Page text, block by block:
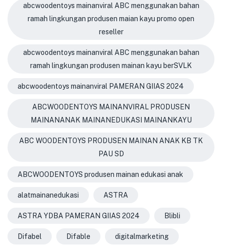
abcwoodentoys mainanviral ABC menggunakan bahan
ramah lingkungan produsen maian kayu promo open
reseller
abcwoodentoys mainanviral ABC menggunakan bahan
ramah lingkungan produsen mainan kayu berSVLK
abcwoodentoys mainanviral PAMERAN GIIAS 2024
ABCWOODENTOYS MAINANVIRAL PRODUSEN
MAINANANAK MAINANEDUKASI MAINANKAYU
ABC WOODENTOYS PRODUSEN MAINAN ANAK KB TK
PAU SD
ABCWOODENTOYS produsen mainan edukasi anak
alatmainanedukasi ASTRA
ASTRA YDBA PAMERAN GIIAS 2024 Blibli
Difabel Difable digitalmarketing